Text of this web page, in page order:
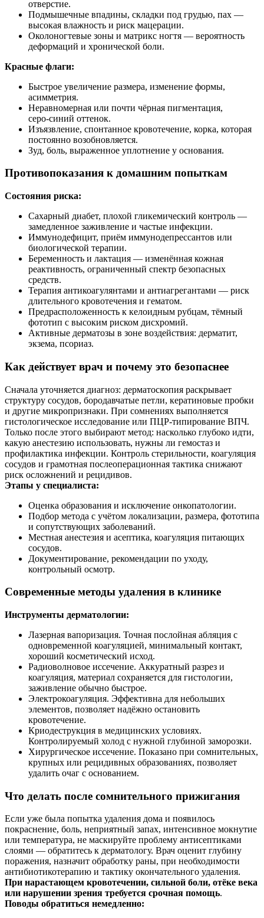
отверстие.
Подмышечные впадины, складки под грудью, пах —
высокая влажность и риск мацерации.
Околоногтевые зоны и матрикс ногтя — вероятность
деформаций и хронической боли.
Красные флаги:
Быстрое увеличение размера, изменение формы,
асимметрия.
Неравномерная или почти чёрная пигментация,
серо‑синий оттенок.
Изъязвление, спонтанное кровотечение, корка, которая
постоянно возобновляется.
Зуд, боль, выраженное уплотнение у основания.
Противопоказания к домашним попыткам
Состояния риска:
Сахарный диабет, плохой гликемический контроль —
замедленное заживление и частые инфекции.
Иммунодефицит, приём иммунодепрессантов или
биологической терапии.
Беременность и лактация — изменённая кожная
реактивность, ограниченный спектр безопасных
средств.
Терапия антикоагулянтами и антиагрегантами — риск
длительного кровотечения и гематом.
Предрасположенность к келоидным рубцам, тёмный
фототип с высоким риском дисхромий.
Активные дерматозы в зоне воздействия: дерматит,
экзема, псориаз.
Как действует врач и почему это безопаснее
Сначала уточняется диагноз: дерматоскопия раскрывает
структуру сосудов, бородавчатые петли, кератиновые пробки
и другие микропризнаки. При сомнениях выполняется
гистологическое исследование или ПЦР‑типирование ВПЧ.
Только после этого выбирают метод: насколько глубоко идти,
какую анестезию использовать, нужны ли гемостаз и
профилактика инфекции. Контроль стерильности, коагуляция
сосудов и грамотная послеоперационная тактика снижают
риск осложнений и рецидивов.
Этапы у специалиста:
Оценка образования и исключение онкопатологии.
Подбор метода с учётом локализации, размера, фототипа
и сопутствующих заболеваний.
Местная анестезия и асептика, коагуляция питающих
сосудов.
Документирование, рекомендации по уходу,
контрольный осмотр.
Современные методы удаления в клинике
Инструменты дерматологии:
Лазерная вапоризация. Точная послойная абляция с
одновременной коагуляцией, минимальный контакт,
хороший косметический исход.
Радиоволновое иссечение. Аккуратный разрез и
коагуляция, материал сохраняется для гистологии,
заживление обычно быстрое.
Электрокоагуляция. Эффективна для небольших
элементов, позволяет надёжно остановить
кровотечение.
Криодеструкция в медицинских условиях.
Контролируемый холод с нужной глубиной заморозки.
Хирургическое иссечение. Показано при сомнительных,
крупных или рецидивных образованиях, позволяет
удалить очаг с основанием.
Что делать после сомнительного прижигания
Если уже была попытка удаления дома и появилось
покраснение, боль, неприятный запах, интенсивное мокнутие
или температура, не маскируйте проблему антисептиками
слоями — обратитесь к дерматологу. Врач оценит глубину
поражения, назначит обработку раны, при необходимости
антибиотикотерапию и тактику окончательного удаления.
При нарастающем кровотечении, сильной боли, отёке века
или нарушении зрения требуется срочная помощь.
Поводы обратиться немедленно: